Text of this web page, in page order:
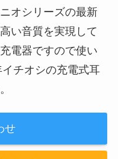
オシリーズの最新
い音質を実現して
電器ですので使い
チオシの充電式耳
せ